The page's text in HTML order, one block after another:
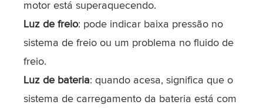
motor está superaquecendo.
Luz de freio: pode indicar baixa pressão no
sistema de freio ou um problema no fluido de
freio.
Luz de bateria: quando acesa, significa que o
sistema de carregamento da bateria está com